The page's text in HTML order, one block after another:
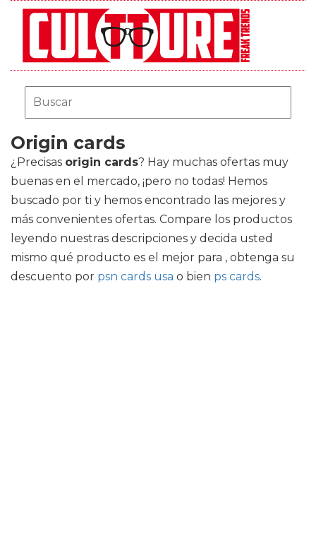
Origin cards
¿Precisas origin cards? Hay muchas ofertas muy
buenas en el mercado, ¡pero no todas! Hemos
buscado por ti y hemos encontrado las mejores y
más convenientes ofertas. Compare los productos
leyendo nuestras descripciones y decida usted
mismo qué producto es el mejor para , obtenga su
descuento por psn cards usa o bien ps cards.